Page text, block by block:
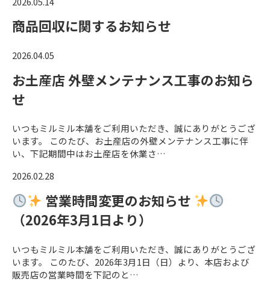
商品回収に関するお知らせ
2026.04.05
お土産店 外壁メンテナンス工事のお知ら
せ
いつもミルミル本舗をご利用いただき、誠にありがとうござ
います。 このたび、お土産店の外壁メンテナンス工事に伴
い、下記期間中はお土産店を休業さ…
2026.02.28
営業時間変更のお知らせ
（2026年3月1日より）
いつもミルミル本舗をご利用いただき、誠にありがとうござ
います。 このたび、2026年3月1日（日）より、本店および
販売店の営業時間を下記のと…